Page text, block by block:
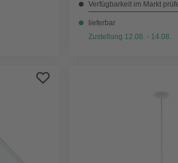
Verfügbarkeit im Markt
lieferbar
Zustellung 12.08. - 14.08.